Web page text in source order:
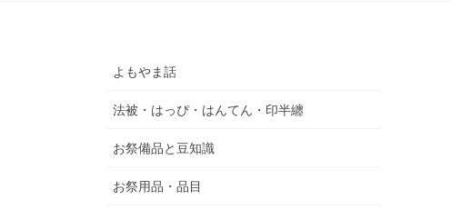
よもやま話
法被・はっぴ・はんてん・印半纏
お祭備品と豆知識
お祭用品・品目